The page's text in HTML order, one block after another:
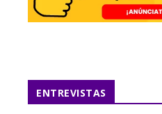
ENTREVISTAS